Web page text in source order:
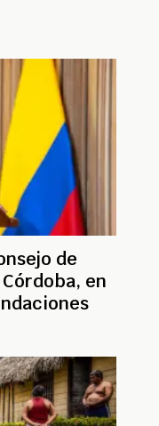
de
en